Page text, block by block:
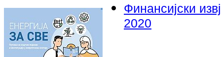
Финaнсиjски
2020